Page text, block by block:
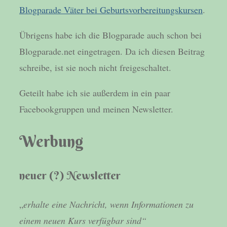
Blogparade Väter bei Geburtsvorbereitungskursen.
Übrigens habe ich die Blogparade auch schon bei
Blogparade.net eingetragen. Da ich diesen Beitrag
schreibe, ist sie noch nicht freigeschaltet.
Geteilt habe ich sie außerdem in ein paar
Facebookgruppen und meinen Newsletter.
Werbung
neuer (?) Newsletter
„erhalte eine Nachricht, wenn Informationen zu
einem neuen Kurs verfügbar sind“